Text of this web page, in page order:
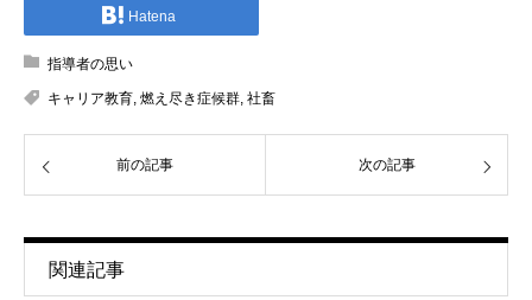
Hatena
指導者の思い
キャリア教育, 燃え尽き症候群, 社畜
前の記事 次の記事
関連記事